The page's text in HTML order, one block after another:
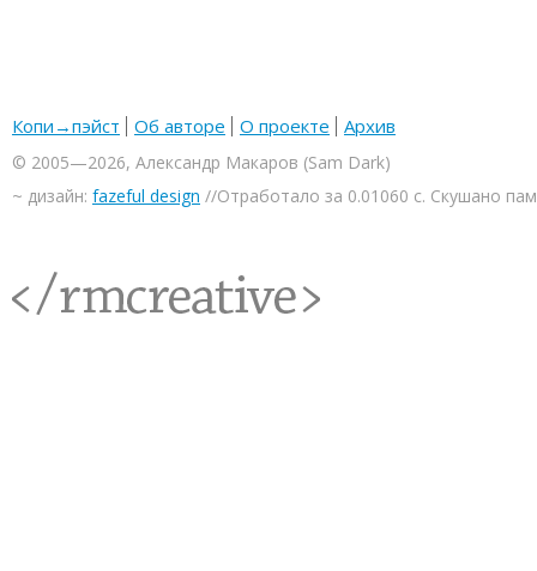
Копи→пэйст Об авторе О проекте Архив
© 2005—2026, Александр Макаров (Sam Dark)
~ дизайн: fazeful design //Отработало за 0.01060 с. Скушано
<rmcreative/>